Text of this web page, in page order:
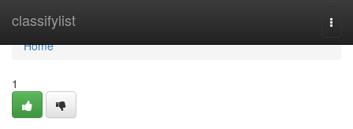
classifylist
Home
Home
1